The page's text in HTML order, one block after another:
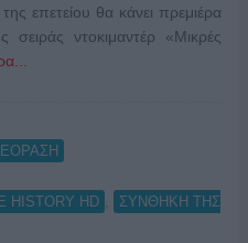
επετείου θα κάνει πρεμιέρα
ντοκιμαντέρ «Μικρές
HISTORY HD
ΣΥΝΘΗΚΗ ΤΗΣ